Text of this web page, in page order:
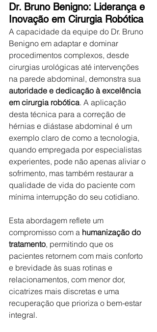
Dr. Bruno Benigno: Liderança e
Inovação em Cirurgia Robótica
A capacidade da equipe do Dr. Bruno
Benigno em adaptar e dominar
procedimentos complexos, desde
cirurgias urológicas até intervenções
na parede abdominal, demonstra sua
autoridade e dedicação à excelência
em cirurgia robótica. A aplicação
desta técnica para a correção de
hérnias e diástase abdominal é um
exemplo claro de como a tecnologia,
quando empregada por especialistas
experientes, pode não apenas aliviar o
sofrimento, mas também restaurar a
qualidade de vida do paciente com
mínima interrupção do seu cotidiano.
Esta abordagem reflete um
compromisso com a humanização do
tratamento, permitindo que os
pacientes retornem com mais conforto
e brevidade às suas rotinas e
relacionamentos, com menor dor,
cicatrizes mais discretas e uma
recuperação que prioriza o bem-estar
integral.